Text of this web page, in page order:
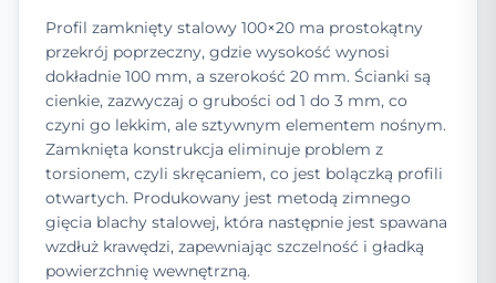
Profil zamknięty stalowy 100×20 ma prostokątny
przekrój poprzeczny, gdzie wysokość wynosi
dokładnie 100 mm, a szerokość 20 mm. Ścianki są
cienkie, zazwyczaj o grubości od 1 do 3 mm, co
czyni go lekkim, ale sztywnym elementem nośnym.
Zamknięta konstrukcja eliminuje problem z
torsionem, czyli skręcaniem, co jest bolączką profili
otwartych. Produkowany jest metodą zimnego
gięcia blachy stalowej, która następnie jest spawana
wzdłuż krawędzi, zapewniając szczelność i gładką
powierzchnię wewnętrzną.